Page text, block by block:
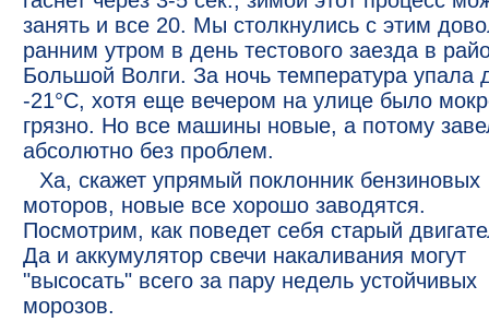
занять и все 20. Мы столкнулись с этим
ранним утром в день тестового заезда в
Большой Волги. За ночь температура упала
-21°С, хотя еще вечером на улице было
грязно. Но все машины новые, а потому
абсолютно без проблем.
Ха, скажет упрямый поклонник бензиновых
моторов, новые все хорошо заводятся.
Посмотрим, как поведет себя старый
Да и аккумулятор свечи накаливания могут
"высосать" всего за пару недель устойчивых
морозов.